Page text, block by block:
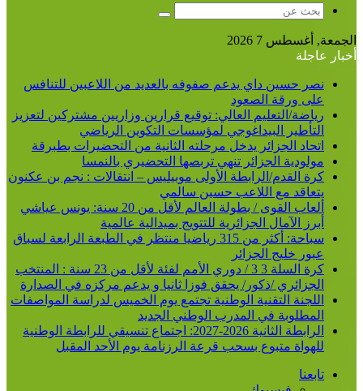
بحث
الجمعة, أغسطس 7 2026
أخبار عاجلة
نصر حسين داي يدعم صفوفه بالعديد من اللاعبين للتنافس
على ورقة الصعود
رياضة/التعليم العالي: توقيع قرارين وزاريين مشتركين لتعزيز
التأطير البيداغوجي لمؤسسات التكوين الرياضي
اتحاد الجزائر يدخل مرحلته الثانية من التحضيرات بطبرقة
مولودية الجزائر تنهي تربصها التحضيري بالنمسا
كرة القدم/الرابطة الأولى موبيليس – انتقالات : نجم بن عكنون
يتعاقد مع اللاعب حسين سالمي
ألعاب القوى / بطولة العالم لأقل من 20 سنة: يونس عياشي
أبرز الآمال الجزائرية للتتويج بميدالية عالمية
سباحة: أكثر من 315 رياضيا منتظر في الطبعة الرابعة لسباق
عبور خليج الجزائر
كرة السلة 3 3 / دوري الأمم لفئة لأقل من 23 سنة : المنتخب
الجزائري /ذكور/ يحقق فوزا ثانيا و يدعم مركزه في الصدارة
اللجنة التقنية الوطنية تجتمع يوم الخميس لدراسة المواصفات
المطلوبة في المدرب الوطني الجديد
الرابطة الثانية 2026-2027: اجتماع تنسيقي للرابطة الوطنية
للهواة متبوع بسحب قرعة الرزنامة يوم الأحد المقبل
تابعنا